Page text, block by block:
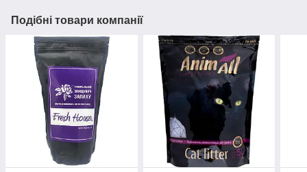
Подібні товари компанії